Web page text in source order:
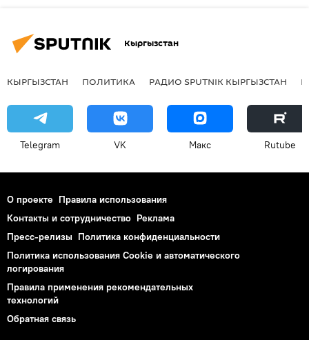
Кыргызстан
КЫРГЫЗСТАН ПОЛИТИКА РАДИО SPUTNIK КЫРГЫЗСТАН
Telegram VK Макс Rutube
О проекте Правила использования
Контакты и сотрудничество Реклама
Пресс-релизы Политика конфиденциальности
Политика использования Cookie и автоматического
логирования
Правила применения рекомендательных
технологий
Обратная связь